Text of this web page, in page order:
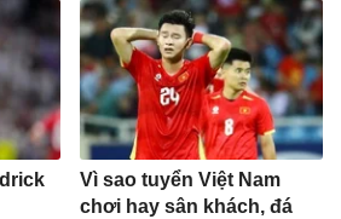
Vì sao tuyển Việt Nam
chơi hay sân khách, đá